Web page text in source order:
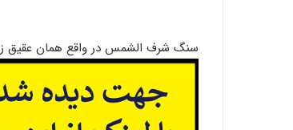
سنگ شرف الشمس در واقع همان عقیق